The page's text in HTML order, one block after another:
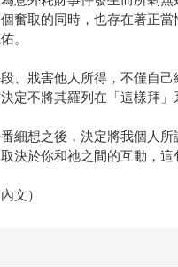
奮取的同時，也存在著正
。
、戕害他人所得，不僅自
定不將其羅列在「這樣拜」
細想之後，決定將我個人
決於你和祂之間的互動，
文）